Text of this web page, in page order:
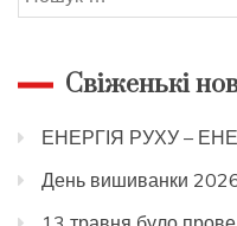
Свіженькі
ЕНЕРГІЯ РУХУ –
День вишиванки